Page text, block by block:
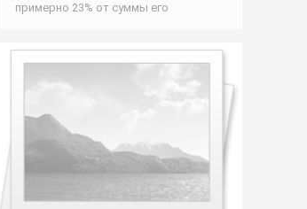
примерно 23% от суммы его